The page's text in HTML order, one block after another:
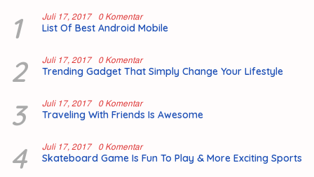
1 Juli 17, 2017 0 Komentar
List Of Best Android Mobile
2 Juli 17, 2017 0 Komentar
Trending Gadget That Simply Change Your Lifestyle
3 Juli 17, 2017 0 Komentar
Traveling With Friends Is Awesome
4 Juli 17, 2017 0 Komentar
Skateboard Game Is Fun To Play & More Exciting Sports